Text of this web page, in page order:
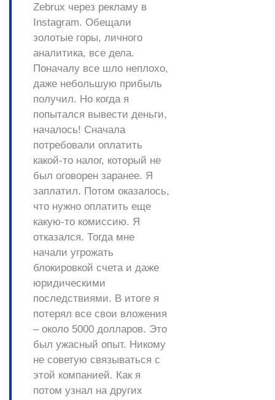
Zebrux через рекламу в
Instagram. Обещали
золотые горы, личного
аналитика, все дела.
Поначалу все шло неплохо,
даже небольшую прибыль
получил. Но когда я
попытался вывести деньги,
началось! Сначала
потребовали оплатить
какой-то налог, который не
был оговорен заранее. Я
заплатил. Потом оказалось,
что нужно оплатить еще
какую-то комиссию. Я
отказался. Тогда мне
начали угрожать
блокировкой счета и даже
юридическими
последствиями. В итоге я
потерял все свои вложения
– около 5000 долларов. Это
был ужасный опыт. Никому
не советую связываться с
этой компанией. Как я
потом узнал на других